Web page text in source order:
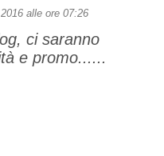
alle ore 07:26
ci saranno
e promo......